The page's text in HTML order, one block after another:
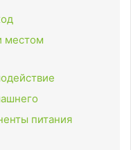
местом
питания